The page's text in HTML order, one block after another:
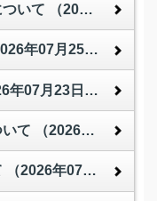
いて （2026年07月27日 ）
年07月25日 ）
年07月23日 ）
て （2026年07月09日 ）
（2026年07月09日 ）